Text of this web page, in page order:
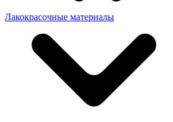
Лакокрасочные материалы